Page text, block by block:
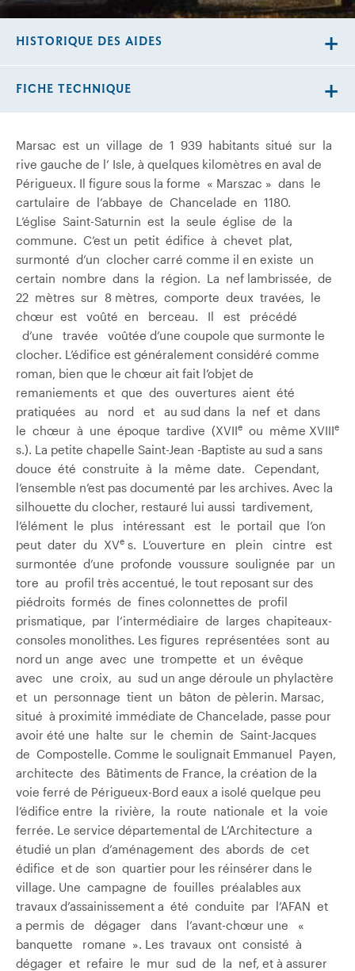
Marsac est un village de 1 939 habitants situé sur la
rive gauche de l’ Isle, à quelques kilomètres en aval de
Périgueux. Il figure sous la forme « Marszac » dans le
cartulaire de l’abbaye de Chancelade en 1180.
L’église Saint-Saturnin est la seule église de la
commune. C’est un petit édifice à chevet plat,
surmonté d’un clocher carré comme il en existe un
certain nombre dans la région. La nef lambrissée, de
22 mètres sur 8 mètres, comporte deux travées, le
chœur est voûté en berceau. Il est précédé
d’une travée voûtée d’une coupole que surmonte le
clocher. L’édifice est généralement considéré comme
roman, bien que le chœur ait fait l’objet de
remaniements et que des ouvertures aient été
pratiquées au nord et au sud dans la nef et dans
le chœur à une époque tardive (XVIIe ou même XVIIIe
s.). La petite chapelle Saint-Jean -Baptiste au sud a sans
douce été construite à la même date. Cependant,
l’ensemble n’est pas documenté par les archives. Avec la
silhouette du clocher, restauré lui aussi tardivement,
l’élément le plus intéressant est le portail que l’on
peut dater du XVe s. L’ouverture en plein cintre est
surmontée d’une profonde voussure soulignée par un
tore au profil très accentué, le tout reposant sur des
piédroits formés de fines colonnettes de profil
prismatique, par l’intermédiaire de larges chapiteaux-
consoles monolithes. Les figures représentées sont au
nord un ange avec une trompette et un évêque
avec une croix, au sud un ange déroule un phylactère
et un personnage tient un bâton de pèlerin. Marsac,
situé à proximité immédiate de Chancelade, passe pour
avoir été une halte sur le chemin de Saint-Jacques
de Compostelle. Comme le soulignait Emmanuel Payen,
architecte des Bâtiments de France, la création de la
voie ferré de Périgueux-Bord eaux a isolé quelque peu
l’édifice entre la rivière, la route nationale et la voie
ferrée. Le service départemental de L’Architecture a
étudié un plan d’aménagement des abords de cet
édifice et de son quartier pour les réinsérer dans le
village. Une campagne de fouilles préalables aux
travaux d’assainissement a été conduite par l’AFAN et
a permis de dégager dans l’avant-chœur une «
banquette romane ». Les travaux ont consisté à
dégager et refaire le mur sud de la nef, et à assurer
HISTORIQUE DES AIDES
FICHE TECHNIQUE